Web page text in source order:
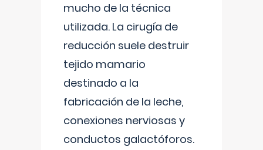
mucho de la técnica
utilizada. La cirugía de
reducción suele destruir
tejido mamario
destinado a la
fabricación de la leche,
conexiones nerviosas y
conductos galactóforos.